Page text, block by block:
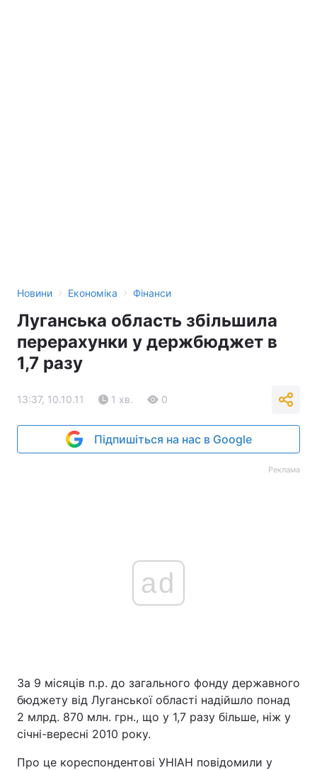
Новини › Економіка › Фінанси
Луганська область збільшила
перерахунки у держбюджет в
1,7 разу
13:37, 10.10.11 1 хв. 0
Підпишіться на нас в Google
Реклама
ad
За 9 місяців п.р. до загального фонду державного
бюджету від Луганської області надійшло понад
2 млрд. 870 млн. грн., що у 1,7 разу більше, ніж у
січні-вересні 2010 року.
Про це кореспондентові УНІАН повідомили у